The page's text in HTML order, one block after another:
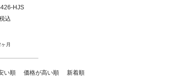
HJS
込
月
い順 価格が高い順 新着順